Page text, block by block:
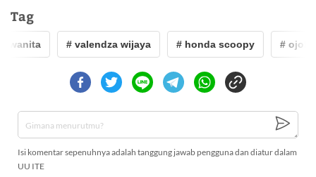
Tag
wanita # valendza wijaya # honda scoopy # ojol
Isi komentar sepenuhnya adalah tanggung jawab pengguna dan diatur dalam
UU ITE